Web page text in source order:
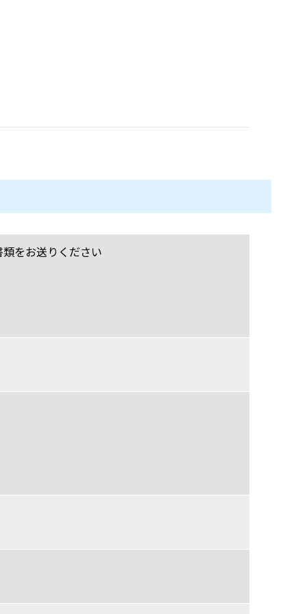
をお送りください